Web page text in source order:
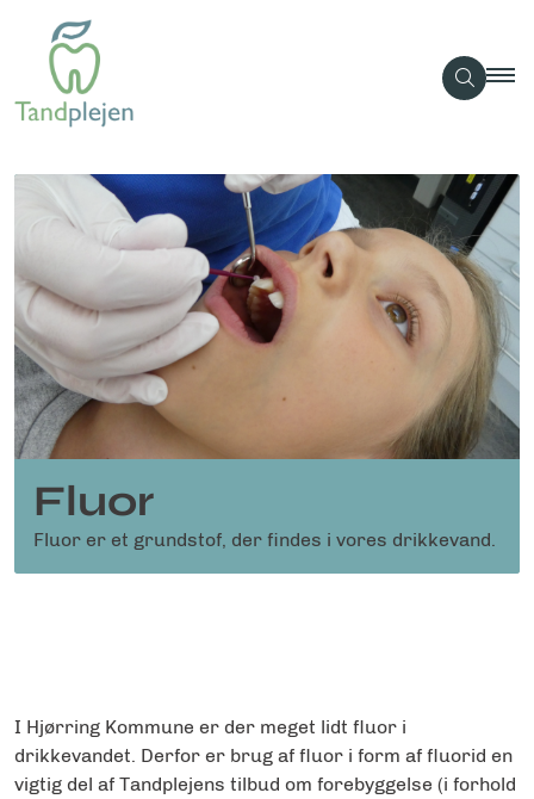
Fluor
Fluor er et grundstof, der findes i vores drikkevand.
I Hjørring Kommune er der meget lidt fluor i
drikkevandet. Derfor er brug af fluor i form af fluorid en
vigtig del af Tandplejens tilbud om forebyggelse (i forhold